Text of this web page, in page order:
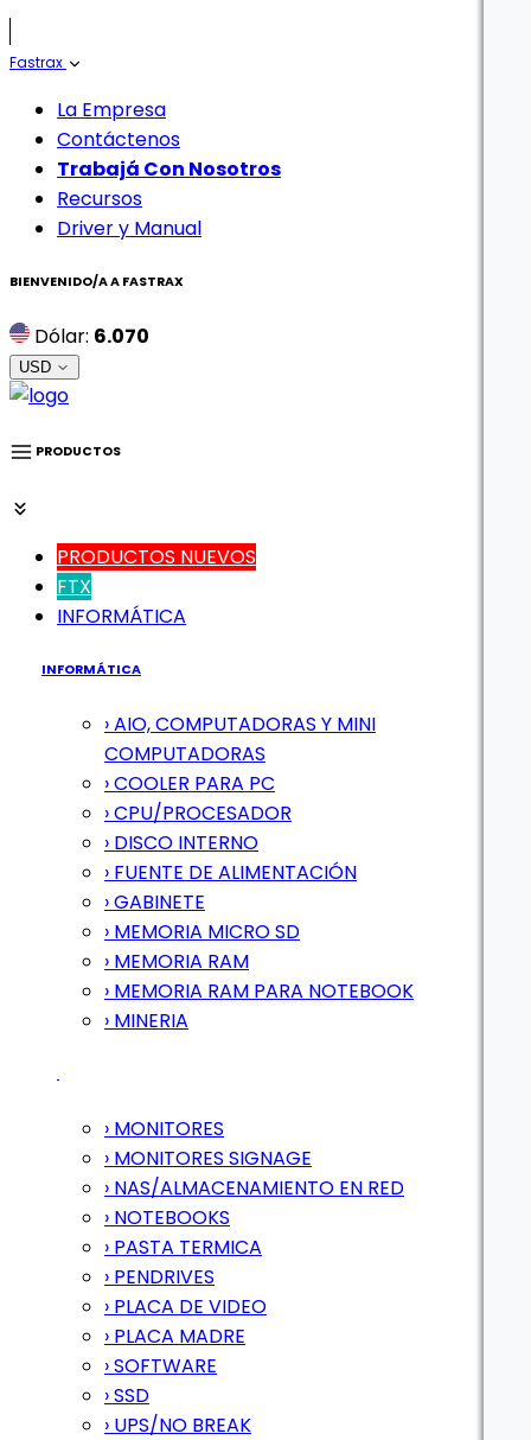
Fastrax
La Empresa
Contáctenos
Trabajá Con Nosotros
Recursos
Driver y Manual
BIENVENIDO/A A FASTRAX
Dólar: 6.070
USD
PRODUCTOS
PRODUCTOS NUEVOS
FTX
INFORMÁTICA
INFORMÁTICA
› AIO, COMPUTADORAS Y MINI
COMPUTADORAS
› COOLER PARA PC
› CPU/PROCESADOR
› DISCO INTERNO
› FUENTE DE ALIMENTACIÓN
› GABINETE
› MEMORIA MICRO SD
› MEMORIA RAM
› MEMORIA RAM PARA NOTEBOOK
› MINERIA
› MONITORES
› MONITORES SIGNAGE
› NAS/ALMACENAMIENTO EN RED
› NOTEBOOKS
› PASTA TERMICA
› PENDRIVES
› PLACA DE VIDEO
› PLACA MADRE
› SOFTWARE
› SSD
› UPS/NO BREAK